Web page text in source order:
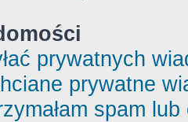
prywatnych
prywatne
spam